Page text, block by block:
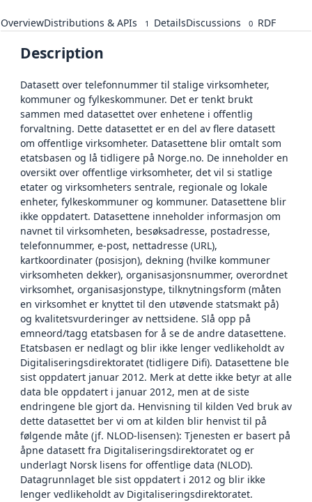
OverviewDistributions & APIs 1 DetailsDiscussions 0 RDF
Description
Datasett over telefonnummer til stalige virksomheter,
kommuner og fylkeskommuner. Det er tenkt brukt
sammen med datasettet over enhetene i offentlig
forvaltning. Dette datasettet er en del av flere datasett
om offentlige virksomheter. Datasettene blir omtalt som
etatsbasen og lå tidligere på Norge.no. De inneholder en
oversikt over offentlige virksomheter, det vil si statlige
etater og virksomheters sentrale, regionale og lokale
enheter, fylkeskommuner og kommuner. Datasettene blir
ikke oppdatert. Datasettene inneholder informasjon om
navnet til virksomheten, besøksadresse, postadresse,
telefonnummer, e-post, nettadresse (URL),
kartkoordinater (posisjon), dekning (hvilke kommuner
virksomheten dekker), organisasjonsnummer, overordnet
virksomhet, organisasjonstype, tilknytningsform (måten
en virksomhet er knyttet til den utøvende statsmakt på)
og kvalitetsvurderinger av nettsidene. Slå opp på
emneord/tagg etatsbasen for å se de andre datasettene.
Etatsbasen er nedlagt og blir ikke lenger vedlikeholdt av
Digitaliseringsdirektoratet (tidligere Difi). Datasettene ble
sist oppdatert januar 2012. Merk at dette ikke betyr at alle
data ble oppdatert i januar 2012, men at de siste
endringene ble gjort da. Henvisning til kilden Ved bruk av
dette datasettet ber vi om at kilden blir henvist til på
følgende måte (jf. NLOD-lisensen): Tjenesten er basert på
åpne datasett fra Digitaliseringsdirektoratet og er
underlagt Norsk lisens for offentlige data (NLOD).
Datagrunnlaget ble sist oppdatert i 2012 og blir ikke
lenger vedlikeholdt av Digitaliseringsdirektoratet.